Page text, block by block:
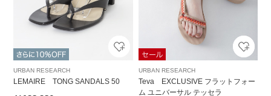
URBAN RESEARCH
LEMAIRE TONG SANDALS 50
URBAN RESEARCH
Teva EXCLUSIVE フラットフォー
ム ユニバーサル テッセラ